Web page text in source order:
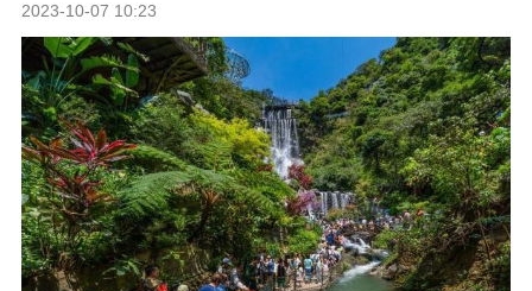
2023-10-07 10:23